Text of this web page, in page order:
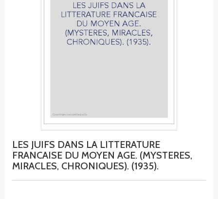
LES JUIFS DANS LA LITTERATURE
FRANCAISE DU MOYEN AGE. (MYSTERES,
MIRACLES, CHRONIQUES). (1935).